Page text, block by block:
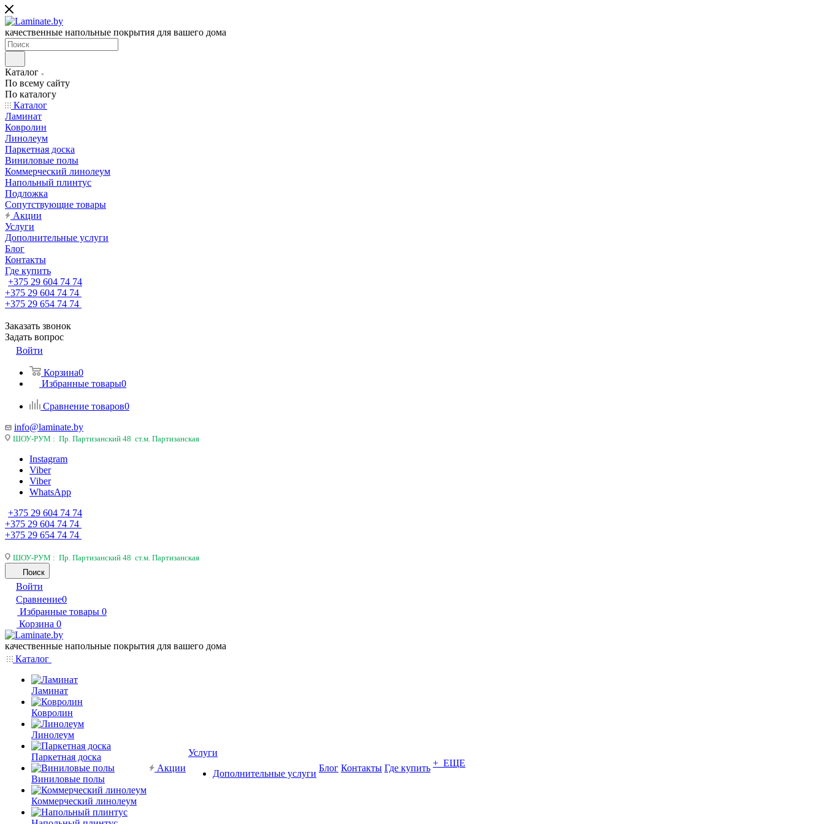
качественные напольные покрытия для вашего дома
Каталог
По всему сайту
По каталогу
Каталог
Ламинат
Ковролин
Линолеум
Паркетная доска
Виниловые полы
Коммерческий линолеум
Напольный плинтус
Подложка
Сопутствующие товары
Акции
Услуги
Дополнительные услуги
Блог
Контакты
Где купить
+375 29 604 74 74
+375 29 604 74 74
+375 29 654 74 74
Заказать звонок
Задать вопрос
Войти
Корзина0
Избранные товары0
Сравнение товаров0
info@laminate.by
ШОУ-РУМ : Пр. Партизанский 48 ст.м. Партизанская
Instagram
Viber
Viber
WhatsApp
+375 29 604 74 74
+375 29 604 74 74
+375 29 654 74 74
ШОУ-РУМ : Пр. Партизанский 48 ст.м. Партизанская
Поиск
Войти
Сравнение0
Избранные товары 0
Корзина 0
качественные напольные покрытия для вашего дома
Каталог
Ламинат
Ковролин
Линолеум
Паркетная доска
Виниловые полы
Коммерческий линолеум
Акции
Услуги
Дополнительные услуги
Блог Контакты Где купить + ЕЩЕ